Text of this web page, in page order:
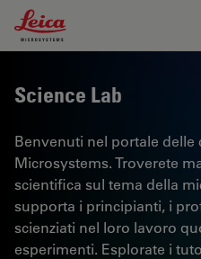
Leica Microsystems Logo
Science Lab
Benvenuti nel portale delle
Microsystems. Troverete
scientifica sul tema della
supporta i principianti, i
scienziati nel loro lavoro
esperimenti. Esplorate i